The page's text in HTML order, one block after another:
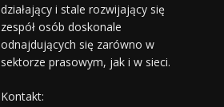
działający i stale rozwijający się
zespół osób doskonale
odnajdujących się zarówno w
sektorze prasowym, jak i w sieci.
Kontakt: